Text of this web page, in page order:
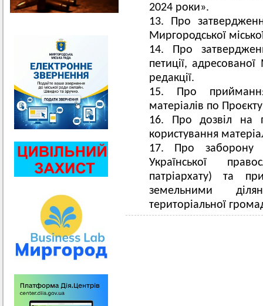
2024 роки».
Про
Миргородської
Про
петиції,
редакції.
Про
матеріалів по
Про дозвіл на
користування
Про заборону
Української
патріархату) та
земельними
територіальної